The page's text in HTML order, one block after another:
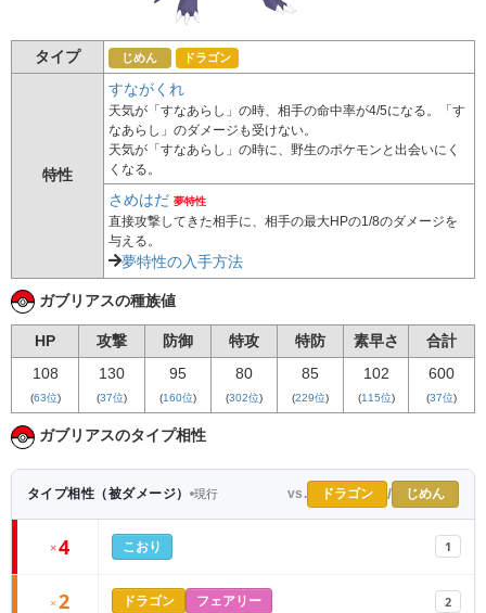
タイプ じめん ドラゴン
特性
すながくれ
天気が「すなあらし」の時、相手の命中率が4/5になる。「す
なあらし」のダメージも受けない。
天気が「すなあらし」の時に、野生のポケモンと出会いにく
くなる。
さめはだ 夢特性
直接攻撃してきた相手に、相手の最大HPの1/8のダメージを
与える。
夢特性の入手方法
ガブリアスの種族値
HP 攻撃 防御 特攻 特防 素早さ
合計
108
(63位)
130
(37位)
95
(160位)
80
(302位)
85
(229位)
102
(115位)
600
(37位)
ガブリアスのタイプ相性
タイプ相性（被ダメージ） 現行 vs. ドラゴン / じめん
×4 こおり 1
×2 ドラゴン フェアリー 2